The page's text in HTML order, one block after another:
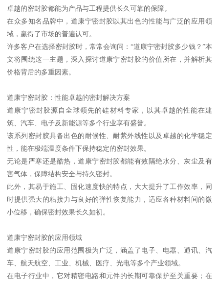
卓越的密封胶都能为产品与工程提供长久可靠的保障。
在众多知名品牌中，道康宁密封胶以其出色的性能与广泛的应用领
域，赢得了市场的普遍认可。
许多客户在选择密封胶时，常常会询问：“道康宁密封胶多少钱？”本
文将围绕这一主题，深入探讨道康宁密封胶的价值所在，并解析其
价格背后的多重因素。
道康宁密封胶：性能卓越的密封解决方案
道康宁密封胶源自全球领先的硅材料专家，以其卓越的性能在建
筑、汽车、电子及新能源等多个行业享有盛誉。
该系列密封胶具备出色的耐候性、耐紫外线性以及卓越的化学稳定
性，能在极端温度条件下保持稳定的密封效果。
无论是严寒还是酷热，道康宁密封胶都能有效隔绝水分、灰尘及有
害气体，保障结构安全与持久密封。
此外，其易于施工、固化速度快的特点，大大提升了工作效率，同
时提供强大的粘接力与良好的弹性恢复能力，适应各种材料间的微
小位移，确保密封效果长久如初。
道康宁密封胶的应用领域
道康宁密封胶的应用范围极为广泛，涵盖了电子、电器、通讯、汽
车、航天航空、工业、机械、医疗、光电等多个产业领域。
在电子行业中，它对精密电路和元件的长期可靠保护至关重要；在